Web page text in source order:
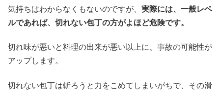
気持ちはわからなくもないのですが、 実際には、一般レベ
ルであれば、切れない包丁の方がよほど危険です。
切れ味が悪いと料理の出来が悪い以上に、事故の可能性が
アップします。
切れない包丁は斬ろうと力をこめてしまいがちで、その滑